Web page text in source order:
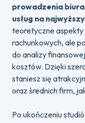
prowadzenia
usług na
teoretyczne aspekty
rachunkowych, ale
do analizy
kosztów. Dzięki
staniesz się
oraz średnich firm,
Po ukończeniu